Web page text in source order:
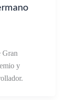
Gran
y